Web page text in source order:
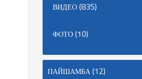
ВИДЕО(835)
ФОТО(10)
ПАЙШАМБА(12)